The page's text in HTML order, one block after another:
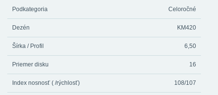
Podkategoria Celoročné
Dezén KM420
Šírka / Profil 6,50
Priemer disku 16
Index nosnosť ( /rýchlosť) 108/107